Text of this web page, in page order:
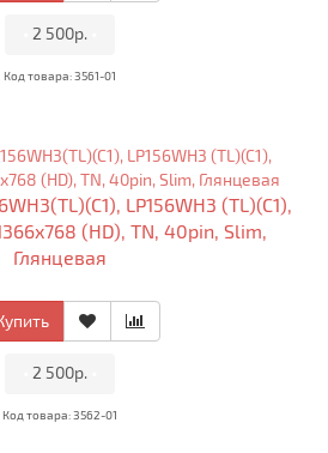
2 500р.
Код товара: 3561-01
LP156WH3 (TL)(C1),
(HD), TN, 40pin, Slim,
Глянцевая
2 500р.
Код товара: 3562-01